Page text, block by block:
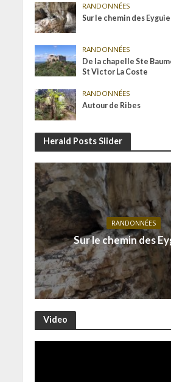
RANDONNÉES
Sur le chemin des
RANDONNÉES
De la chapelle Ste
St Victor La Coste
RANDONNÉES
Autour de Ribes
Herald Posts Slider
RANDONNÉES
Sur le chemin des
Video